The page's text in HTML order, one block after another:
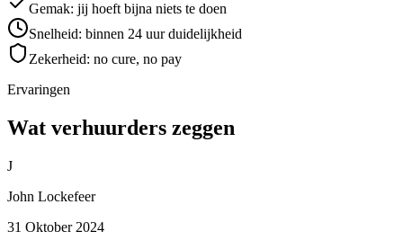
Gemak: jij hoeft bijna niets te doen
Snelheid: binnen 24 uur duidelijkheid
Zekerheid: no cure, no pay
Ervaringen
Wat verhuurders zeggen
J
John Lockefeer
31 Oktober 2024